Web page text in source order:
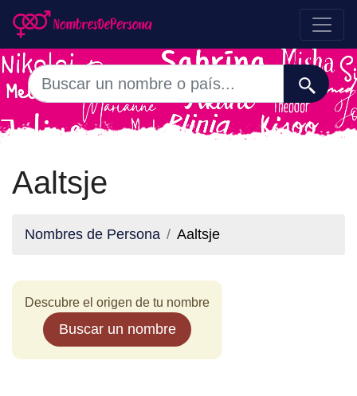
Aaltsje
Nombres de Persona Aaltsje
Descubre el origen de tu nombre
Buscar un nombre